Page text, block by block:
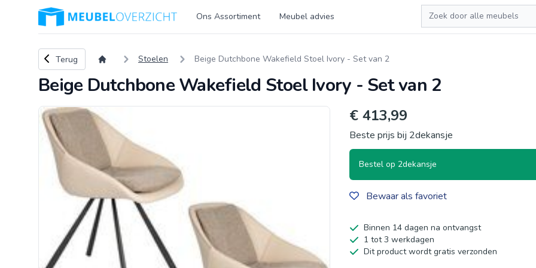
Logo Meubeloverzicht.nl Ons Assortiment Meubel advies
Zoeken
Terug naar overzicht
Terug Stoelen Beige Dutchbone Wakefield Stoel Ivory - Set van 2
Beige Dutchbone Wakefield Stoel Ivory - Set van 2
€ 413,99
Beste prijs bij 2dekansje
Bestel op 2dekansje
Bewaar als favoriet
Binnen 14 dagen na ontvangst
1 tot 3 werkdagen
Dit product wordt gratis verzonden